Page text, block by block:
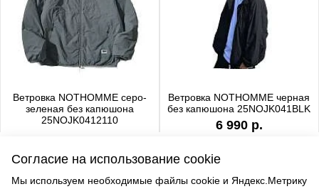
Ветровка NOTHOMME серо-
зеленая без капюшона
25NOJK0412110
Ветровка NOTHOMME черная
без капюшона 25NOJK041BLK
6 990 р.
Согласие на использование cookie
Мы используем необходимые файлы cookie и Яндекс.Метрику